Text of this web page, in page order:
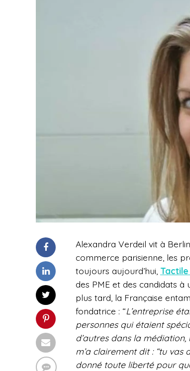
Alexandra Verdeil vit à
commerce parisienne, les
toujours aujourd’hui,
des PME et des candidats à
plus tard, la Française
fondatrice : “L’entreprise
personnes qui étaient
d’autres dans la
m’a clairement dit : “tu vas
donné toute liberté pour